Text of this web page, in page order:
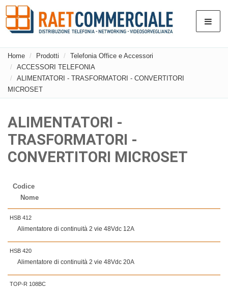
Home Prodotti
Telefonia Office e Accessori
ACCESSORI TELEFONIA
ALIMENTATORI - TRASFORMATORI - CONVERTITORI
MICROSET
ALIMENTATORI -
TRASFORMATORI -
CONVERTITORI MICROSET
Codice
Nome
HSB 412
Alimentatore di continuità 2 vie 48Vdc 12A
HSB 420
Alimentatore di continuità 2 vie 48Vdc 20A
TOP-R 108BC